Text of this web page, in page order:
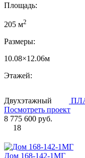
Площадь:
205 м2
Размеры:
10.08×12.06м
Этажей:
Двухэтажный
Посмотреть проект
8 775 600 руб.
18
Дом 168-142-1МГ